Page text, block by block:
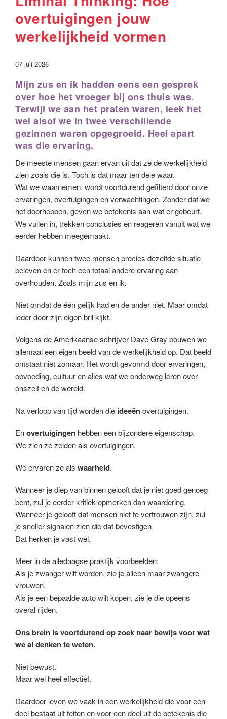
overtuigingen jouw
werkelijkheid vormen
07 juli 2026
Mijn zus en ik hadden eens een gesprek
over hoe het vroeger bij ons thuis was.
Terwijl we aan het praten waren, leek het
wel alsof we in twee verschillende
gezinnen waren opgegroeid. Heel apart
was die ervaring.
De meeste mensen gaan ervan uit dat ze de werkelijkheid
zien zoals die is. Toch is dat maar ten dele waar.
Wat we waarnemen, wordt voortdurend gefilterd door onze
ervaringen, overtuigingen en verwachtingen. Zonder dat we
het doorhebben, geven we betekenis aan wat er gebeurt.
We vullen in, trekken conclusies en reageren vanuit wat we
eerder hebben meegemaakt.
Daardoor kunnen twee mensen precies dezelfde situatie
beleven en er toch een totaal andere ervaring aan
overhouden. Zoals mijn zus en ik.
Niet omdat de één gelijk had en de ander niet. Maar omdat
ieder door zijn eigen bril kijkt.
Volgens de Amerikaanse schrijver Dave Gray bouwen we
allemaal een eigen beeld van de werkelijkheid op. Dat beeld
ontstaat niet zomaar. Het wordt gevormd door ervaringen,
opvoeding, cultuur en alles wat we onderweg leren over
onszelf en de wereld.
Na verloop van tijd worden die ideeënovertuigingen.
Enovertuigingen hebben een bijzondere eigenschap.
We zien ze zelden als overtuigingen.
We ervaren ze als waarheid.
Wanneer je diep van binnen gelooft dat je niet goed genoeg
bent, zul je eerder kritiek opmerken dan waardering.
Wanneer je gelooft dat mensen niet te vertrouwen zijn, zul
je sneller signalen zien die dat bevestigen.
Dat herken je vast wel.
Meer in de alledaagse praktijk voorbeelden:
Als je zwanger wilt worden, zie je alleen maar zwangere
vrouwen.
Als je een bepaalde auto wilt kopen, zie je die opeens
overal rijden.
Ons brein is voortdurend op zoek naar bewijs voor wat
we al denken te weten.
Niet bewust.
Maar wel heel effectief.
Daardoor leven we vaak in een werkelijkheid die voor een
deel bestaat uit feiten en voor een deel uit de betekenis die